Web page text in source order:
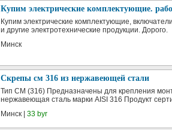
Купим электрические комплектующие.
Купим электрические комплектующие,
и другие электротехнические продукции. Дорого.
Минск
Скрепы см 316 из нержавеющей стали
Тип СМ (316) Предназначены для крепления
нержавеющая сталь марки AISI 316 Продукт
Минск | 33 byr